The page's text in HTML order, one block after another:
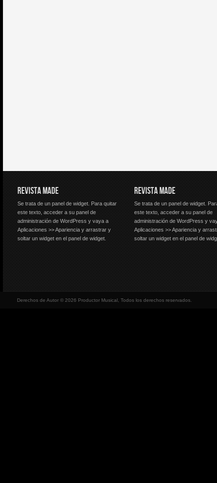
REVISTA MADE
Se trata de un panel de widget. Para quitar
este texto, acceder a su panel de
administración de WordPress y vaya a
Aplicaciones >> Apariencia y arrastrar y
soltar un widget en el panel de widget.
REVISTA MADE
Se trata de un panel de widget.
este texto, acceder a su panel de
administración de WordPress y
Aplicaciones >> Apariencia y
soltar un widget en el panel de
Derechos de Autor © 2026 Productor Musical, Todos los derechos reservados.